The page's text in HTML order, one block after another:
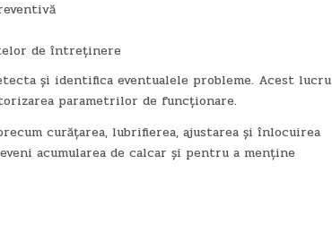
de întreținere
și identifica eventualele probleme. Acest lucru
parametrilor de funcționare.
curățarea, lubrifierea, ajustarea și înlocuirea
acumularea de calcar și pentru a menține